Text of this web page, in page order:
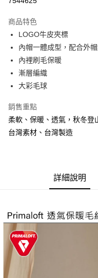
悠遊付
Google Pay
全盈+PAY
大哥付你分期
【大哥付你分期使用說明】
1.本服務由台灣大哥大提供，
流程，驗證手機門號後，選擇
消。如遇「轉專審核」未通過
法說明評估內容。
【繳款方式說明】
2.透過簡訊連結打開帳單後，
帳／街口支付／iPASS MONEY
【注意事項】
1.本服務係由「台灣大哥大股
用戶於交易時，得透過本服務
買賣價金債權讓與本公司後，
AFTEE先享後付
相關說明
２．便利：只要手機號碼，簡
１．於結帳方式選擇「AFTEE
結帳頁面，進行簡訊認證並確
２．訂單成立數日內，您將收
３．收到繳費通知簡訊後14天
ATM／網路銀行／等多元方式
※ 請注意：結帳手續完成當下
購買商品的店家。未經商家同
每筆NT$60，滿NT$499(含
7-11取貨付款
每筆NT$60，滿NT$799(含
宅配
商品特色
LOGO牛皮夾標
內帽一體成型，配合外
內裡刷毛保暖
漸層編織
大彩毛球
銷售重點
柔軟、保暖、透氣，秋冬登
台灣素材、台灣製造
詳細說明